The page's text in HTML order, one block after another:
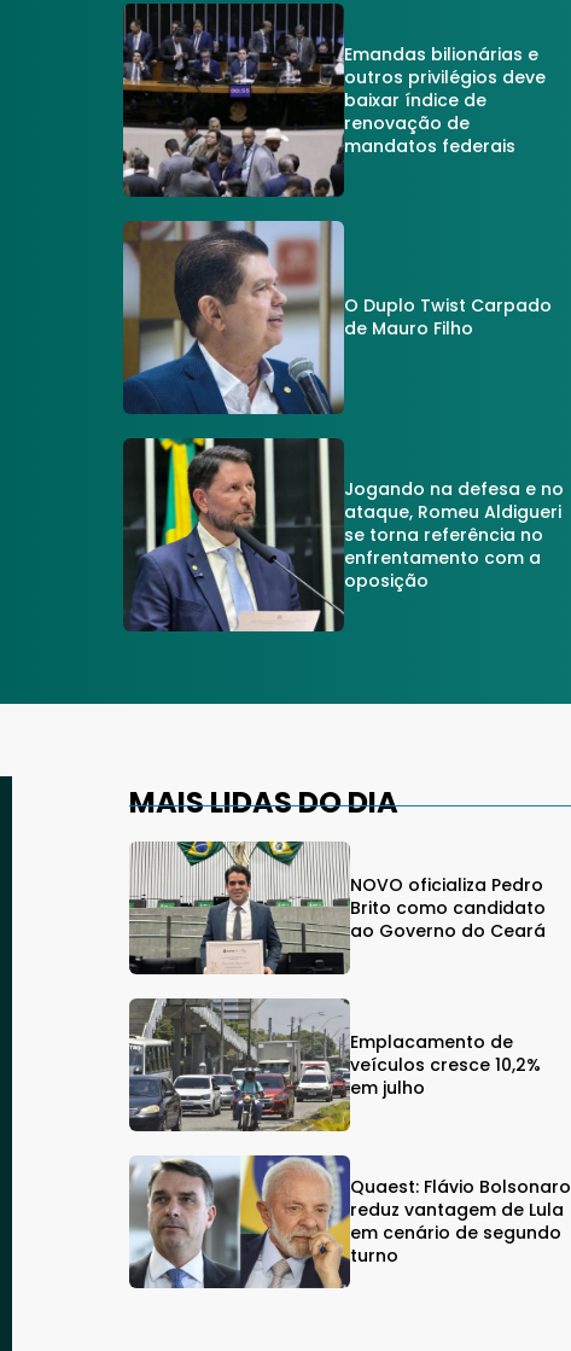
Emandas bilionárias e
outros privilégios deve
baixar índice de
renovação de
mandatos federais
O Duplo Twist Carpado
de Mauro Filho
Jogando na defesa e no
ataque, Romeu Aldigueri
se torna referência no
enfrentamento com a
oposição
MAIS LIDAS DO DIA
NOVO oficializa Pedro
Brito como candidato
ao Governo do Ceará
Emplacamento de
veículos cresce 10,2%
em julho
Quaest: Flávio Bolsonaro
reduz vantagem de Lula
em cenário de segundo
turno